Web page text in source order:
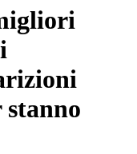
stanno